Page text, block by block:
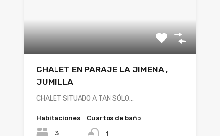
CHALET EN PARAJE LA JIMENA ,
JUMILLA
CHALET SITUADO A TAN SÓLO…
Habitaciones
3
Cuartos de baño
1